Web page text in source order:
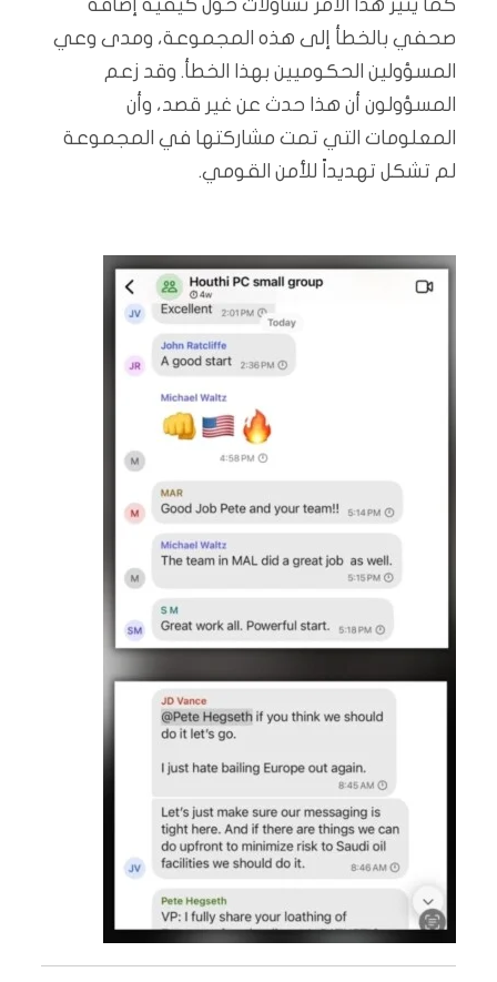
كما يثير هذا الأمر تساؤلات حول كيفية إضافة
صحفي بالخطأ إلى هذه المجموعة، ومدى وعي
المسؤولين الحكوميين بهذا الخطأ. وقد زعم
المسؤولون أن هذا حدث عن غير قصد، وأن
المعلومات التي تمت مشاركتها في المجموعة
لم تشكل تهديداً للأمن القومي.